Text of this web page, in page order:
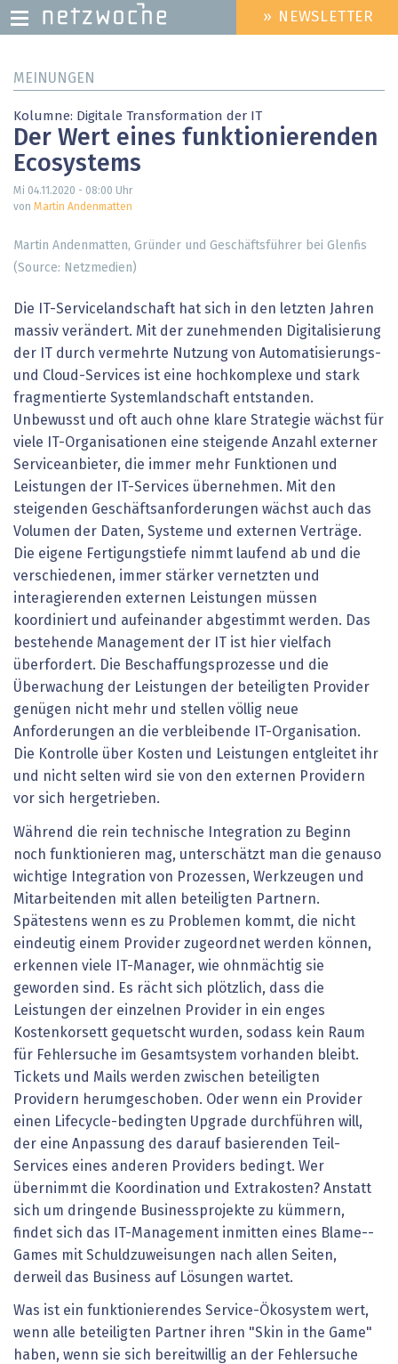
zum
HEADER
MENU
» NEWSLETTER
MEINUNGEN
Kolumne: Digitale Transformation der IT
Der Wert eines funktionierenden
Ecosystems
Mi 04.11.2020 - 08:00 Uhr
von Martin Andenmatten
Martin Andenmatten, Gründer und Geschäftsführer bei Glenfis
(Source: Netzmedien)
Die IT-Servicelandschaft hat sich in den letzten Jahren
massiv verändert. Mit der zunehmenden Digitalisierung
der IT durch vermehrte Nutzung von Automatisierungs-
und Cloud-Services ist eine hochkomplexe und stark
fragmentierte Systemlandschaft entstanden.
Unbewusst und oft auch ohne klare Strategie wächst für
viele IT-Organisationen eine steigende Anzahl externer
Serviceanbieter, die immer mehr Funktionen und
Leistungen der IT-Services übernehmen. Mit den
steigenden Geschäftsanforderungen wächst auch das
Volumen der Daten, Systeme und externen Verträge.
Die eigene Fertigungstiefe nimmt laufend ab und die
verschiedenen, immer stärker vernetzten und
interagierenden externen Leistungen müssen
koordiniert und aufeinander abgestimmt werden. Das
bestehende Management der IT ist hier vielfach
überfordert. Die Beschaffungsprozesse und die
Überwachung der Leistungen der beteiligten Provider
genügen nicht mehr und stellen völlig neue
Anforderungen an die verbleibende IT-Organisation.
Die Kontrolle über Kosten und Leistungen entgleitet ihr
und nicht selten wird sie von den externen Providern
vor sich hergetrieben.
Während die rein technische Integration zu Beginn
noch funktionieren mag, unterschätzt man die genauso
wichtige Integration von Prozessen, Werkzeugen und
Mitarbeitenden mit allen beteiligten Partnern.
Spätestens wenn es zu Problemen kommt, die nicht
eindeutig einem Provider zugeordnet werden können,
erkennen viele IT-Manager, wie ohnmächtig sie
geworden sind. Es rächt sich plötzlich, dass die
Leistungen der einzelnen Provider in ein enges
Kostenkorsett gequetscht wurden, sodass kein Raum
für Fehlersuche im Gesamtsystem vorhanden bleibt.
Tickets und Mails werden zwischen beteiligten
Providern herumgeschoben. Oder wenn ein Provider
einen Lifecycle-bedingten Upgrade durchführen will,
der eine Anpassung des darauf basierenden Teil-
Services eines anderen Providers bedingt. Wer
übernimmt die Koordination und Extrakosten? Anstatt
sich um dringende Businessprojekte zu kümmern,
findet sich das IT-Management inmitten eines Blame-­
Games mit Schuldzuweisungen nach allen Seiten,
derweil das Business auf Lösungen wartet.
Was ist ein funktionierendes Service-Ökosystem wert,
wenn alle beteiligten Partner ihren "Skin in the Game"
haben, wenn sie sich bereitwillig an der Fehlersuche